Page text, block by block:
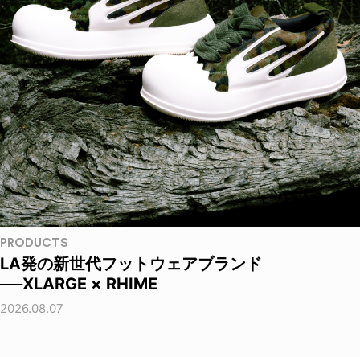
PRODUCTS
LA発の新世代フットウェアブランド
──XLARGE × RHIME
2026.08.07